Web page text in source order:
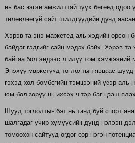
нь бас нэгэн амжилттай түүх бөгөөд одоо
төлөвлөөгүй сайт шилдгүүдийн дунд
Хэрэв та энэ маркетед аль хэдийн орсон
байдаг гэдгийг сайн мэдэх байх. Хэрэв
байгаа бол эндээс л илүү том хэмжээний
Энэхүү маркетүүд тоглолтын явцаас
гэхэд хөл бөмбөгийн тэмцээний үеэр аль
юм бол зөрүү нь ихсэх ч тэр баг цааш
Шууд тоглолтын бэт нь танд буй спорт
шалгадаг учир хүмүүсийн дунд нэлээн
томоохон сайтууд өгдөг өөр нэгэн